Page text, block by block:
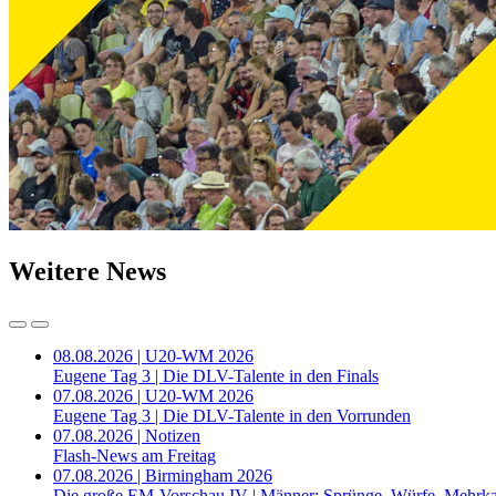
Weitere News
08.08.2026 | U20-WM 2026
Eugene Tag 3 | Die DLV-Talente in den Finals
07.08.2026 | U20-WM 2026
Eugene Tag 3 | Die DLV-Talente in den Vorrunden
07.08.2026 | Notizen
Flash-News am Freitag
07.08.2026 | Birmingham 2026